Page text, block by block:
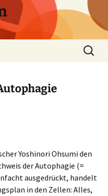
Suchen
nach:
Yoshinori Ohsumi den
der Autophagie (=
ausgedrückt, handelt
in den Zellen: Alles,